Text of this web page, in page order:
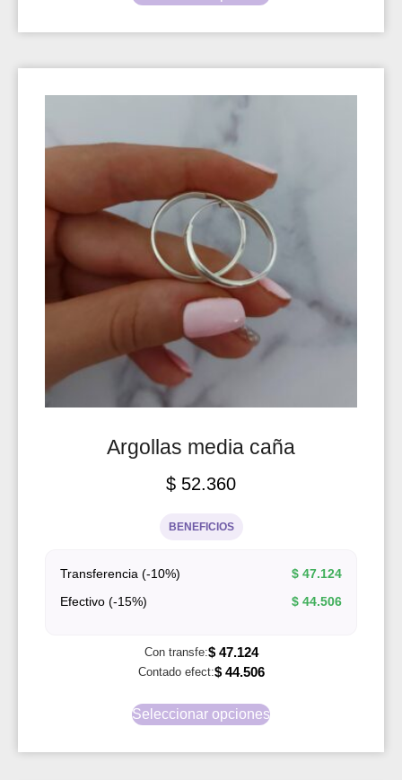
Argollas media caña
$ 52.360
BENEFICIOS
Transferencia (-10%) $ 47.124
Efectivo (-15%)
$ 44.506
Con transfe:$47.124
Contado efect:$44.506
Seleccionar opciones